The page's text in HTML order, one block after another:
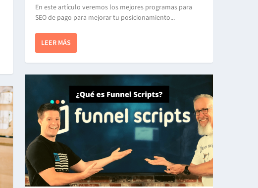
En este artículo veremos los mejores programas para
SEO de pago para mejorar tu posicionamiento...
LEER MÁS